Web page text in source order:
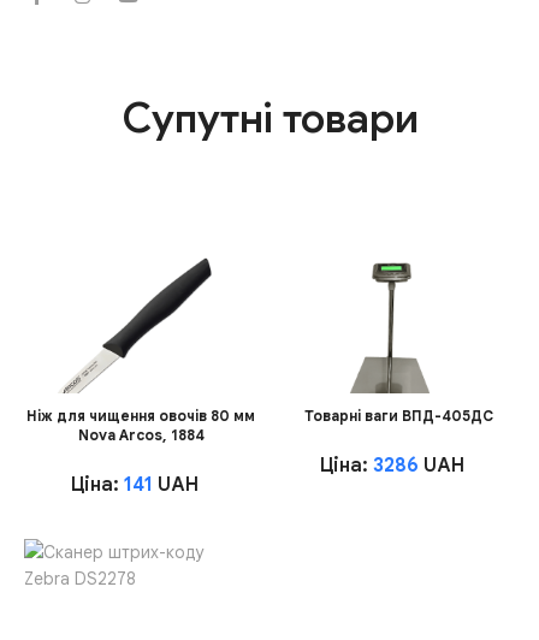
Супутні товари
Ніж для чищення овочів 80 мм
Nova Arcos, 1884
Ціна: 141 UAH
Товарні ваги ВПД-405ДС
Ціна: 3286 UAH